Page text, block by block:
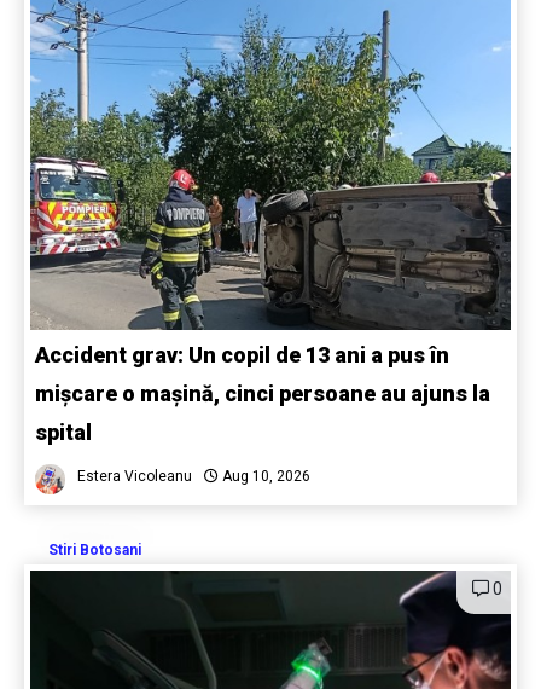
Accident grav: Un copil de 13 ani a pus în
mișcare o mașină, cinci persoane au ajuns la
spital
Estera Vicoleanu Aug 10, 2026
Stiri Botosani
0